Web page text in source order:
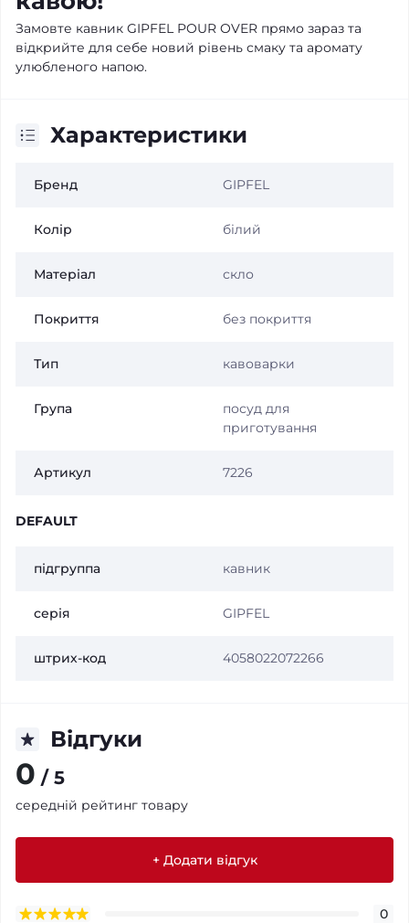
Замовте кавник GIPFEL POUR OVER прямо зараз та
відкрийте для себе новий рівень смаку та аромату
улюбленого напою.
Характеристики
Бренд GIPFEL
Колір білий
Матеріал скло
Покриття без покриття
Тип кавоварки
Група
посуд для
приготування
Артикул 7226
DEFAULT
підгруппа кавник
серія GIPFEL
штрих-код 4058022072266
Відгуки
0 / 5
середній рейтинг товару
+ Додати відгук
0